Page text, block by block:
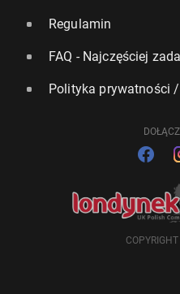
Regulamin
FAQ - Najczęściej
Polityka prywatności